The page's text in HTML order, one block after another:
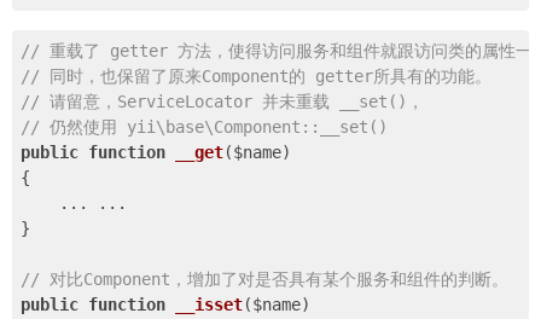
// 重载了 getter 方法，使得访问服务和组件就跟访问类的属性一
// 同时，也保留了原来Component的 getter所具有的功能。
// 请留意，ServiceLocator 并未重载 __set()，
// 仍然使用 yii\base\Component::__set()
public function __get($name)
{
    ... ...
}
// 对比Component，增加了对是否具有某个服务和组件的判断。
public function __isset($name)